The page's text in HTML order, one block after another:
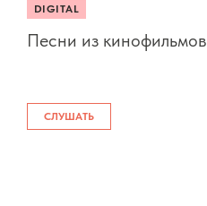
DIGITAL
Песни из кинофильмов
СЛУШАТЬ